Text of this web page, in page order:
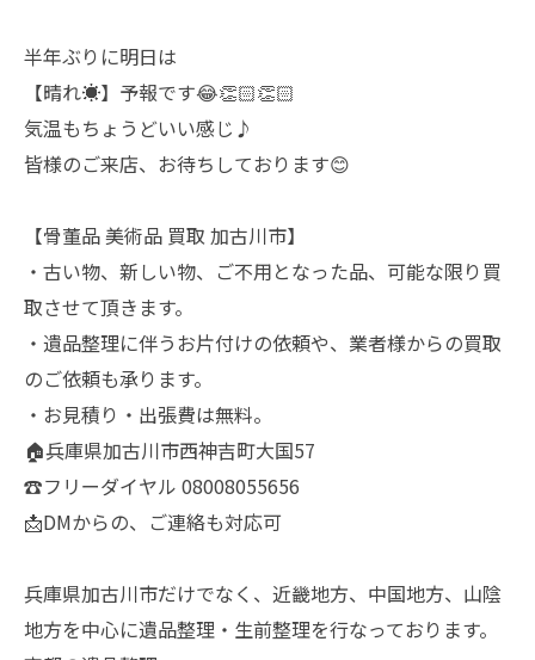
半年ぶりに明日は
【晴れ☀️】予報です😂👏🏻👏🏻
気温もちょうどいい感じ♪
皆様のご来店、お待ちしております😊
【骨董品 美術品 買取 加古川市】
・古い物、新しい物、ご不用となった品、可能な限り買
取させて頂きます。
・遺品整理に伴うお片付けの依頼や、業者様からの買取
のご依頼も承ります。
・お見積り・出張費は無料。
🏠兵庫県加古川市西神吉町大国57
☎️フリーダイヤル 08008055656
📩DMからの、ご連絡も対応可
兵庫県加古川市だけでなく、近畿地方、中国地方、山陰
地方を中心に遺品整理・生前整理を行なっております。